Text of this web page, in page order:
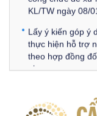
KL/TW ngày 08/
Lấy ý kiến góp ý
thực hiện hỗ trợ
theo hợp đồng
phương
hiện quy định
địa bàn tỉnh Đắk